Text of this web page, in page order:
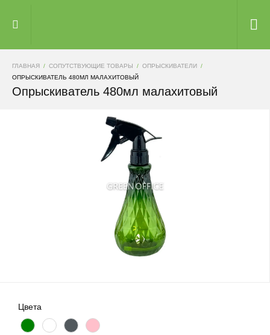
ГЛАВНАЯ СОПУТСТВУЮЩИЕ ТОВАРЫ
ОПРЫСКИВАТЕЛИ
ОПРЫСКИВАТЕЛЬ 480МЛ МАЛАХИТОВЫЙ
Опрыскиватель 480мл малахитовый
Цвета